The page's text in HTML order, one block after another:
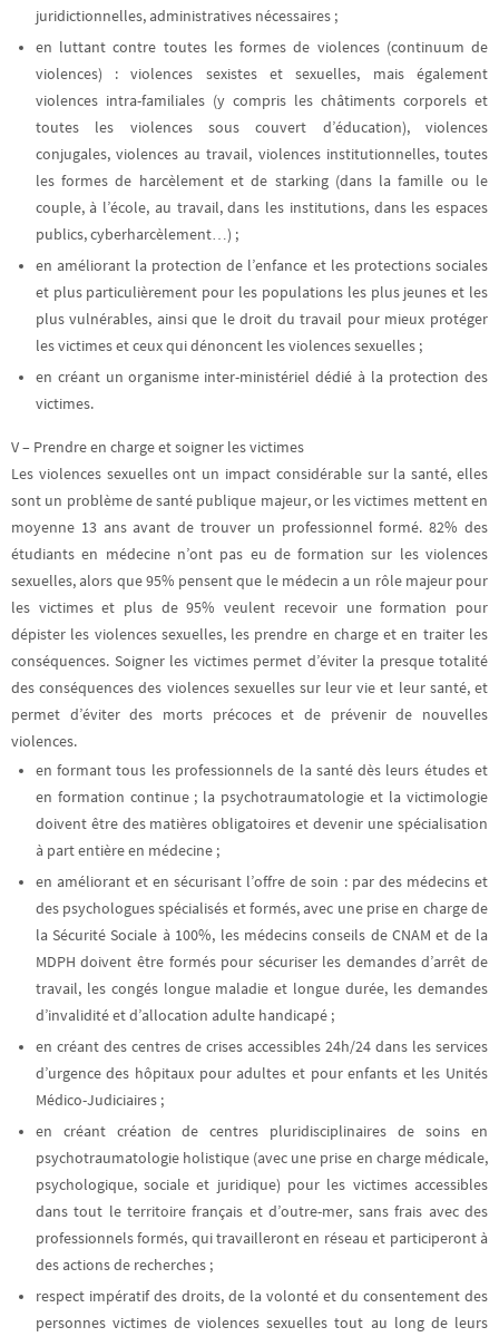
juridictionnelles, administratives nécessaires ;
en luttant contre toutes les formes de violences (continuum de
violences) :violences sexistes et sexuelles, mais également
violences intra-familiales (y compris les châtiments corporels et
toutes les violences sous couvert d’éducation), violences
conjugales, violences au travail, violences institutionnelles, toutes
les formes de harcèlement et de starking (dans la famille ou le
couple, à l’école, au travail, dans les institutions, dans les espaces
publics, cyberharcèlement…) ;
en améliorant la protection de l’enfance et les protections sociales
et plus particulièrement pour les populations les plus jeunes et les
plus vulnérables, ainsi que le droit du travail pour mieux protéger
les victimes et ceux qui dénoncent les violences sexuelles ;
en créant un organisme inter-ministériel dédié à la protection des
victimes.
V – Prendre en charge et soigner les victimes
Les violences sexuelles ont un impact considérable sur la santé, elles
sont un problème de santé publique majeur, or les victimes mettent en
moyenne 13 ans avant de trouver un professionnel formé. 82% des
étudiants en médecine n’ont pas eu de formation sur les violences
sexuelles, alors que 95% pensent que le médecin a un rôle majeur pour
les victimes et plus de 95% veulent recevoir une formation pour
dépister les violences sexuelles, les prendre en charge et en traiter les
conséquences. Soigner les victimes permet d’éviter la presque totalité
des conséquences des violences sexuelles sur leur vie et leur santé, et
permet d’éviter des morts précoces et de prévenir de nouvelles
violences.
en formant tous les professionnels de la santédès leurs études et
en formation continue ; la psychotraumatologie et la victimologie
doivent être des matières obligatoires et devenir une spécialisation
à part entière en médecine ;
en améliorant et en sécurisant l’offre de soin : par des médecins et
des psychologues spécialisés et formés, avec une prise en charge de
la Sécurité Sociale à 100%, les médecins conseils de CNAM et de la
MDPH doivent être formés pour sécuriser les demandes d’arrêt de
travail, les congés longue maladie et longue durée, les demandes
d’invalidité et d’allocation adulte handicapé ;
en créant des centres de crises accessibles 24h/24dans les services
d’urgence des hôpitaux pour adultes et pour enfants et les Unités
Médico-Judiciaires ;
en créant création de centres pluridisciplinaires de soins en
psychotraumatologie holistique (avec une prise en charge médicale,
psychologique, sociale et juridique) pour les victimes accessibles
dans tout le territoire français et d’outre-mer, sans frais avec des
professionnels formés, qui travailleront en réseau et participeront à
des actions de recherches ;
respect impératif des droits, de la volonté et du consentement des
personnes victimes de violences sexuelles tout au long de leurs